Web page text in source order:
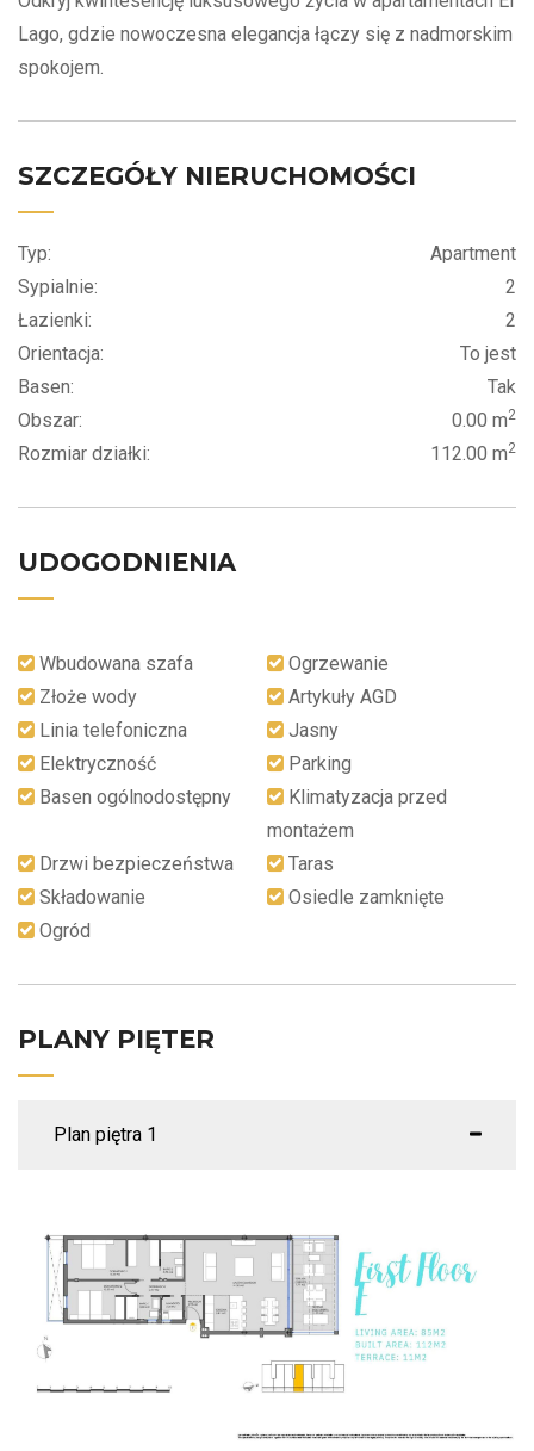
Lago, gdzie nowoczesna elegancja łączy się z nadmorskim
spokojem.
SZCZEGÓŁY NIERUCHOMOŚCI
Typ:
Apartment
Sypialnie:
2
Łazienki:
2
Orientacja:
To jest
Basen:
Tak
Obszar:
0.00 m2
Rozmiar działki: 112.00 m2
UDOGODNIENIA
Wbudowana szafa
Ogrzewanie
Złoże wody
Artykuły AGD
Linia telefoniczna
Jasny
Elektryczność
Parking
Basen ogólnodostępny
Klimatyzacja przed
montażem
Drzwi bezpieczeństwa
Taras
Składowanie
Osiedle zamknięte
Ogród
PLANY PIĘTER
Plan piętra 1